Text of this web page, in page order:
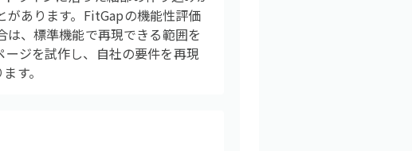
があります。FitGapの機能性評価
、標準機能で再現できる範囲を
ジを試作し、自社の要件を再現
す。